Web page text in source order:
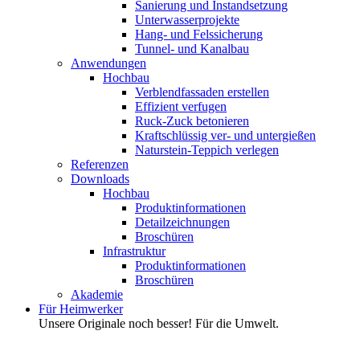
Sanierung und Instandsetzung
Unterwasserprojekte
Hang- und Felssicherung
Tunnel- und Kanalbau
Anwendungen
Hochbau
Verblendfassaden erstellen
Effizient verfugen
Ruck-Zuck betonieren
Kraftschlüssig ver- und untergießen
Naturstein-Teppich verlegen
Referenzen
Downloads
Hochbau
Produktinformationen
Detailzeichnungen
Broschüren
Infrastruktur
Produktinformationen
Broschüren
Akademie
Für Heimwerker
Unsere Originale noch besser! Für die Umwelt.